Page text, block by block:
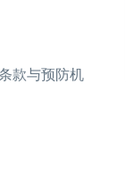
款与预防机